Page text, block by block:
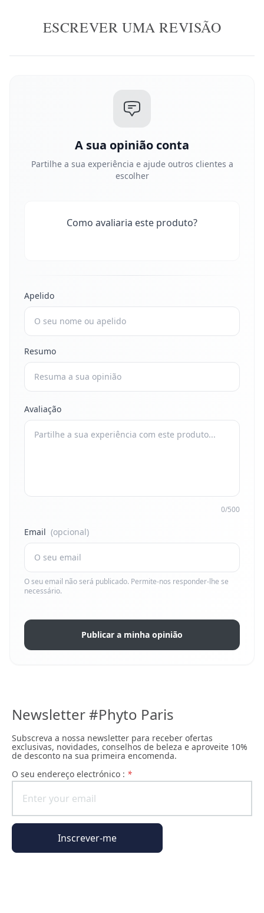
ESCREVER UMA REVISÃO
A sua opinião conta
Partilhe a sua experiência e ajude outros clientes a
escolher
Como avaliaria este produto?
Apelido
Resumo
Avaliação
0/500
Email (opcional)
O seu email não será publicado. Permite-nos responder-lhe se
necessário.
Publicar a minha opinião
Newsletter #Phyto Paris
Subscreva a nossa newsletter para receber ofertas
exclusivas, novidades, conselhos de beleza e aproveite 10%
de desconto na sua primeira encomenda.
O seu endereço electrónico : *
Inscrever-me